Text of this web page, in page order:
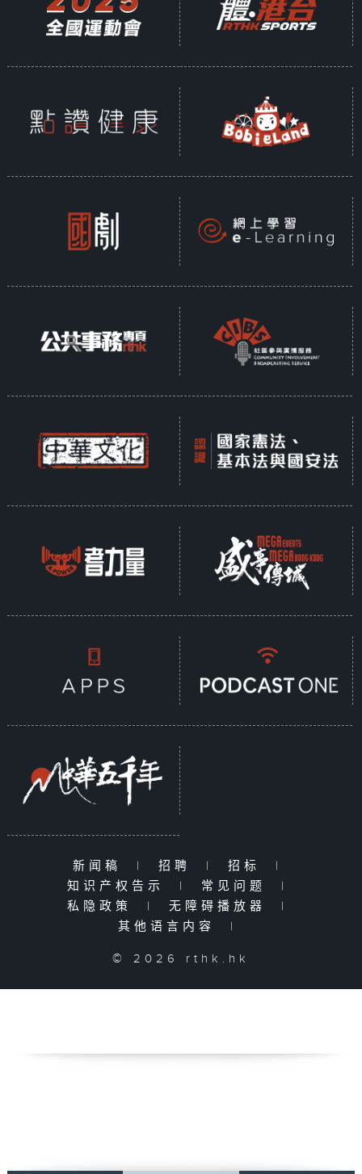
新闻稿 | 招聘 | 招标
|
知识产权告示
| 常见问题
|
私隐政策
| 无障碍播放器
|
其他语言内容
|
© 2026 rthk.hk